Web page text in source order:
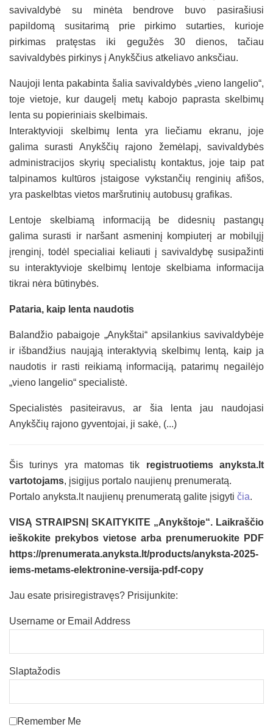
savivaldybė su minėta bendrove buvo pasirašiusi
papildomą susitarimą prie pirkimo sutarties, kurioje
pirkimas pratęstas iki gegužės 30 dienos, tačiau
savivaldybės pirkinys į Anykščius atkeliavo anksčiau.
Naujoji lenta pakabinta šalia savivaldybės „vieno langelio“,
toje vietoje, kur daugelį metų kabojo paprasta skelbimų
lenta su popieriniais skelbimais.
Interaktyvioji skelbimų lenta yra liečiamu ekranu, joje
galima surasti Anykščių rajono žemėlapį, savivaldybės
administracijos skyrių specialistų kontaktus, joje taip pat
talpinamos kultūros įstaigose vykstančių renginių afišos,
yra paskelbtas vietos maršrutinių autobusų grafikas.
Lentoje skelbiamą informaciją be didesnių pastangų
galima surasti ir naršant asmeninį kompiuterį ar mobilųjį
įrenginį, todėl specialiai keliauti į savivaldybę susipažinti
su interaktyvioje skelbimų lentoje skelbiama informacija
tikrai nėra būtinybės.
Pataria, kaip lenta naudotis
Balandžio pabaigoje „Anykštai“ apsilankius savivaldybėje
ir išbandžius naująją interaktyvią skelbimų lentą, kaip ja
naudotis ir rasti reikiamą informaciją, patarimų negailėjo
„vieno langelio“ specialistė.
Specialistės pasiteiravus, ar šia lenta jau naudojasi
Anykščių rajono gyventojai, ji sakė, (...)
Šis turinys yra matomas tik registruotiems anyksta.lt
vartotojams, įsigijus portalo naujienų prenumeratą.
Portalo anyksta.lt naujienų prenumeratą galite įsigyti čia.
VISĄ STRAIPSNĮ SKAITYKITE „Anykštoje“. Laikraščio
ieškokite prekybos vietose arba prenumeruokite PDF
https://prenumerata.anyksta.lt/products/anyksta-2025-
iems-metams-elektronine-versija-pdf-copy
Jau esate prisiregistravęs? Prisijunkite:
Username or Email Address
Slaptažodis
Remember Me